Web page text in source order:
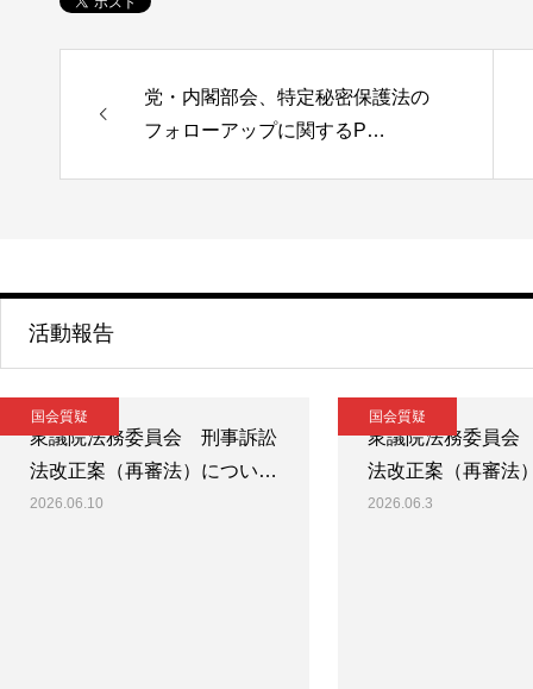
党・内閣部会、特定秘密保護法の
フォローアップに関するP…
活動報告
国会質疑
衆議院法務委員会 刑事訴訟
法改正案（再審法）につい…
2026.06.10
国会質疑
衆議院法務委員
法改正案（再審法
2026.06.3